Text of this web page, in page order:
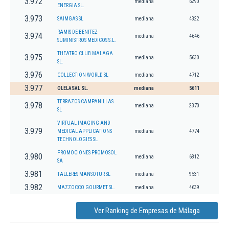
ENERGIA SL.
mediana 6290
3.973 SAIMGAS SL mediana 4322
3.974
RAMIS DE BENITEZ
SUMINISTROS MEDICOS S.L.
mediana 4646
3.975
THEATRO CLUB MALAGA
SL.
mediana 5630
3.976 COLLECTION WORLD SL mediana 4712
3.977 OLELASAL SL. mediana 5611
3.978
TERRAZOS CAMPANILLAS
SL
mediana 2370
3.979
VIRTUAL IMAGING AND
MEDICAL APPLICATIONS
TECHNOLOGIES SL
mediana 4774
3.980
PROMOCIONES PROMOSOL
SA
mediana 6812
3.981 TALLERES MANSOTUR SL mediana 9531
3.982 MAZZOCCO GOURMET SL. mediana 4639
Ver Ranking de Empresas de Málaga